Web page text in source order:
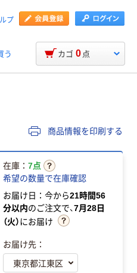
プ
う カゴ 0 点
商品情報を印刷する
在庫： 7点
希望の数量で在庫確認
お届け日：今から21時間56
分以内のご注文で、7月28日
（火）にお届け
お届け先：